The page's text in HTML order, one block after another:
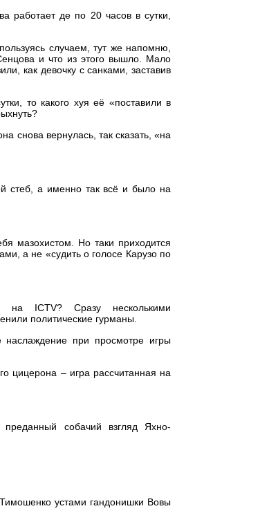
работает де по 20 часов в сутки,
случаем, тут же напомню,
и что из этого вышло. Мало
как девочку с санками, заставив
то какого хуя её «поставили в
снова вернулась, так сказать, «на
стеб, а именно так всё и было на
мазохистом. Но таки приходится
а не «судить о голосе Карузо по
на ICTV? Сразу несколькими
политические гурманы.
при просмотре игры
цицерона – игра рассчитанная на
собачий взгляд Яхно-
устами гандонишки Вовы